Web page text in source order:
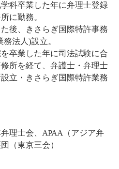
科卒業した年に弁理士登録
に勤務。
後、きさらぎ国際特許事務
法人)設立。
卒業した年に司法試験に合
所を経て、弁護士・弁理士
立・きさらぎ国際特許業務
理士会、APAA（アジア弁
（東京三会）